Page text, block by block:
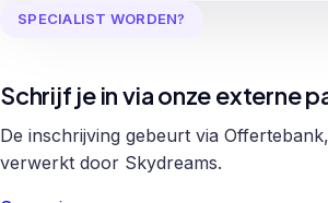
SPECIALIST WORDEN?
Schrijf je in via onze externe
De inschrijving gebeurt via
verwerkt door Skydreams.